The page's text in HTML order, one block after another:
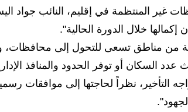
غير المنتظمة في إقليم، النائب جواد
خلال الدورة الحالية".
من مناطق تسعى للتحول إلى محافظات،
السكان أو توفر الحدود والمنافذ
التأخير، نظراً لحاجتها إلى موافقات